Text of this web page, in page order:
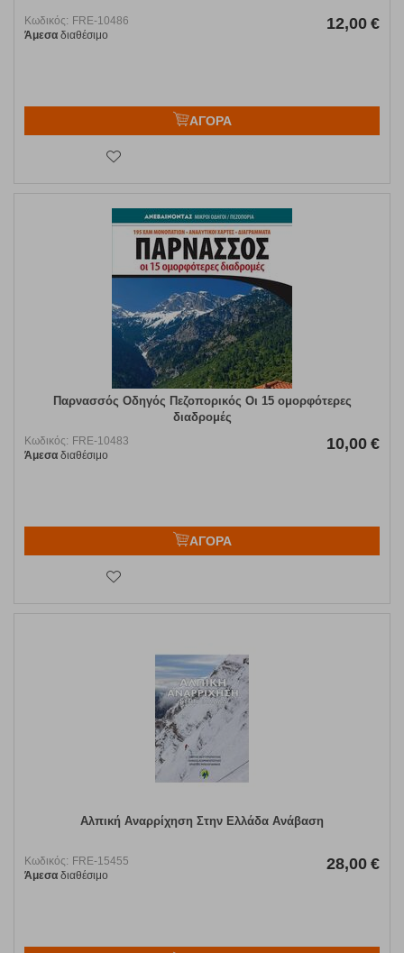
Κωδικός: FRE-10486
Άμεσα διαθέσιμο
12,00 €
ΑΓΟΡΑ
Παρνασσός Οδηγός Πεζοπορικός Οι 15 ομορφότερες
διαδρομές
Κωδικός: FRE-10483
Άμεσα διαθέσιμο
10,00 €
ΑΓΟΡΑ
Αλπική Αναρρίχηση Στην Ελλάδα Ανάβαση
Κωδικός: FRE-15455
Άμεσα διαθέσιμο
28,00 €